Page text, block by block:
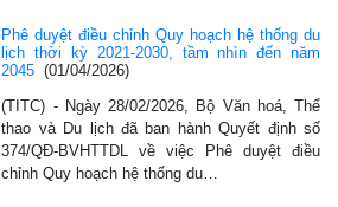
Phê duyệt điều chỉnh Quy hoạch hệ thống du
lịch thời kỳ 2021-2030, tầm nhìn đến năm
2045 (01/04/2026)
(TITC) - Ngày 28/02/2026, Bộ Văn hoá, Thể
thao và Du lịch đã ban hành Quyết định số
374/QĐ-BVHTTDL về việc Phê duyệt điều
chỉnh Quy hoạch hệ thống du…